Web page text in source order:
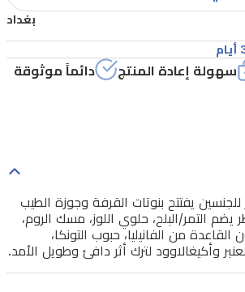
بغداد
سهولة إعادة المنتج
دائماً موثوقة
يفتتح بنوتات القرفة وجوزة الطيب
التمر/البلح، حلوي اللوز، مسك الروم،
القاعدة من الفانيليا، حبوب التونكا،
وأكيغالاوود لترك أثر دافئ وطويل الأمد.